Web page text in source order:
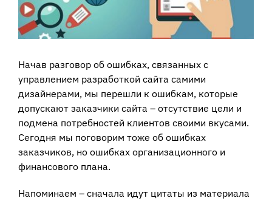
Начав разговор об ошибках, связанных с
управлением разработкой сайта самими
дизайнерами, мы перешли к ошибкам, которые
допускают заказчики сайта – отсутствие цели и
подмена потребностей клиентов своими вкусами.
Сегодня мы поговорим тоже об ошибках
заказчиков, но ошибках организационного и
финансового плана.
Напоминаем – сначала идут цитаты из материала